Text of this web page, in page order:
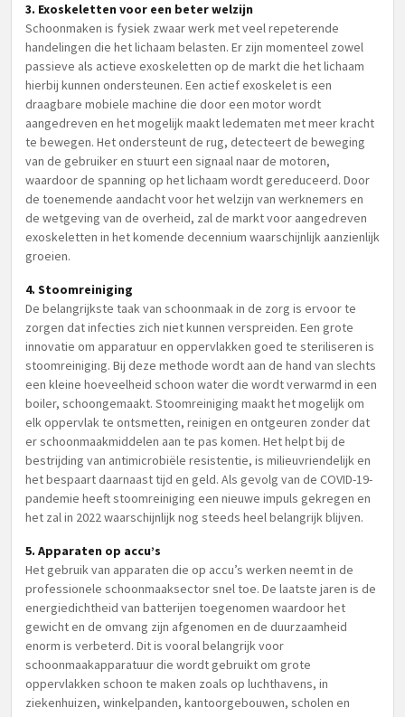
3. Exoskeletten voor een beter welzijn
Schoonmaken is fysiek zwaar werk met veel repeterende
handelingen die het lichaam belasten. Er zijn momenteel zowel
passieve als actieve exoskeletten op de markt die het lichaam
hierbij kunnen ondersteunen. Een actief exoskelet is een
draagbare mobiele machine die door een motor wordt
aangedreven en het mogelijk maakt ledematen met meer kracht
te bewegen. Het ondersteunt de rug, detecteert de beweging
van de gebruiker en stuurt een signaal naar de motoren,
waardoor de spanning op het lichaam wordt gereduceerd. Door
de toenemende aandacht voor het welzijn van werknemers en
de wetgeving van de overheid, zal de markt voor aangedreven
exoskeletten in het komende decennium waarschijnlijk aanzienlijk
groeien.
4. Stoomreiniging
De belangrijkste taak van schoonmaak in de zorg is ervoor te
zorgen dat infecties zich niet kunnen verspreiden. Een grote
innovatie om apparatuur en oppervlakken goed te steriliseren is
stoomreiniging. Bij deze methode wordt aan de hand van slechts
een kleine hoeveelheid schoon water die wordt verwarmd in een
boiler, schoongemaakt. Stoomreiniging maakt het mogelijk om
elk oppervlak te ontsmetten, reinigen en ontgeuren zonder dat
er schoonmaakmiddelen aan te pas komen. Het helpt bij de
bestrijding van antimicrobiële resistentie, is milieuvriendelijk en
het bespaart daarnaast tijd en geld. Als gevolg van de COVID-19-
pandemie heeft stoomreiniging een nieuwe impuls gekregen en
het zal in 2022 waarschijnlijk nog steeds heel belangrijk blijven.
5. Apparaten op accu’s
Het gebruik van apparaten die op accu’s werken neemt in de
professionele schoonmaaksector snel toe. De laatste jaren is de
energiedichtheid van batterijen toegenomen waardoor het
gewicht en de omvang zijn afgenomen en de duurzaamheid
enorm is verbeterd. Dit is vooral belangrijk voor
schoonmaakapparatuur die wordt gebruikt om grote
oppervlakken schoon te maken zoals op luchthavens, in
ziekenhuizen, winkelpanden, kantoorgebouwen, scholen en